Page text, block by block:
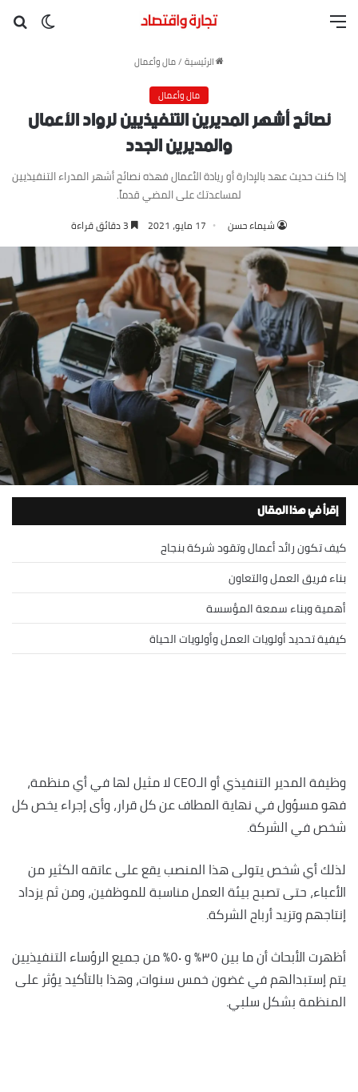
القائمة
الرئيسية /مال وأعمال
مال وأعمال
نصائح أشهر المديرين التنفيذيين لرواد الأعمال
والمديرين الجدد
إذا كنت حديث عهد بالإدارة أو ريادة الأعمال فهذه نصائح أشهر المدراء التنفيذيين
لمساعدتك على المضي قدماً.
شيماء حسن 17 مايو، 2021
إقرأ في هذا المقال
كيف تكون رائد أعمال وتقود شركة بنجاح
بناء فريق العمل والتعاون
أهمية وبناء سمعة المؤسسة
كيفية تحديد أولويات العمل وأولويات الحياة
وظيفة المدير التنفيذي أو الـCEO لا مثيل لها في أي منظمة،
فهو مسؤول في نهاية المطاف عن كل قرار، وأى إجراء يخص كل
شخص في الشركة.
لذلك أي شخص يتولى هذا المنصب يقع على عاتقه الكثير من
الأعباء، حتى تصبح بيئة العمل مناسبة للموظفين، ومن ثم يزداد
إنتاجهم وتزيد أرباح الشركة.
أظهرت الأبحاث أن ما بين ٣٥٪؜ و ٥٠٪ من جميع الرؤساء التنفيذيين
يتم إستبدالهم في غضون خمس سنوات، وهذا بالتأكيد يؤثر على
المنظمة بشكل سلبي.